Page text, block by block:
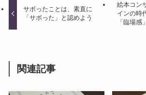
サボったことは、素直に
「サボった」と認めよう
絵本コン
インの時
「臨場感」
関連記事